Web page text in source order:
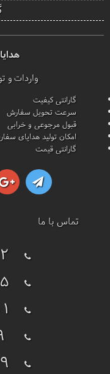
واردات و
گارانتی کیفیت
سرعت تحویل سفارش
قبول مرجوعی و خرابی
امکان تولید هدایای
گارانتی قیمت
تماس با ما